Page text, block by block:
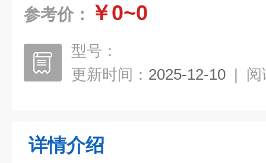
参考价： ￥0~0
型号：
更新时间： 2025-12-10 | 阅
详情介绍